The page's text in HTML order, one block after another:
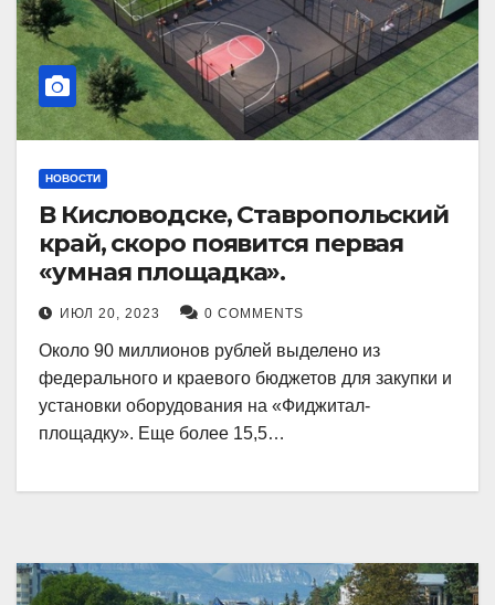
НОВОСТИ
В Кисловодске, Ставропольский
край, скоро появится первая
«умная площадка».
ИЮЛ 20, 2023 0 COMMENTS
Около 90 миллионов рублей выделено из
федерального и краевого бюджетов для закупки и
установки оборудования на «Фиджитал-
площадку». Еще более 15,5…